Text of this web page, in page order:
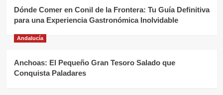
Dónde Comer en Conil de la Frontera: Tu Guía Definitiva
para una Experiencia Gastronómica Inolvidable
Andalucía
Anchoas: El Pequeño Gran Tesoro Salado que
Conquista Paladares